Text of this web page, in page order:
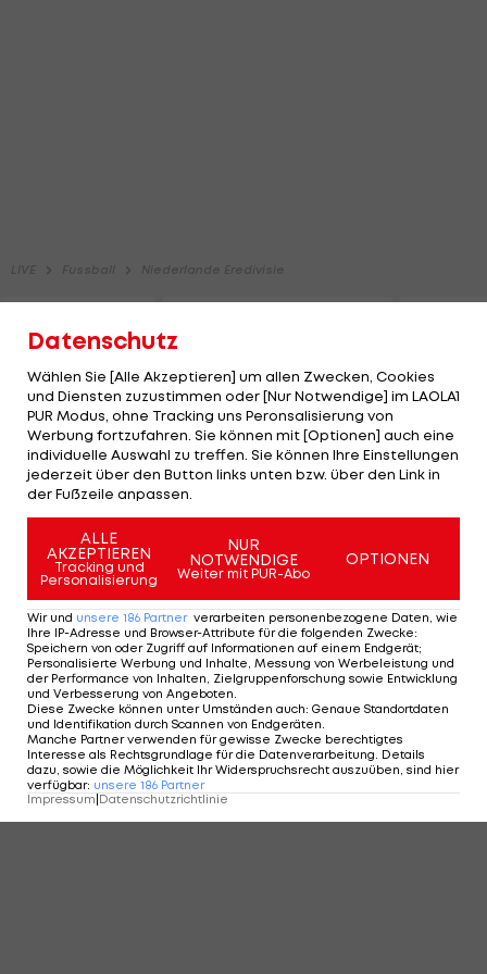
Datenschutz
Wählen Sie [Alle Akzeptieren] um allen Zwecken, Cookies
und Diensten zuzustimmen oder [Nur Notwendige] im LAOLA1
PUR Modus, ohne Tracking uns Peronsalisierung von
Werbung fortzufahren. Sie können mit [Optionen] auch eine
individuelle Auswahl zu treffen. Sie können Ihre Einstellungen
jederzeit über den Button links unten bzw. über den Link in
der Fußzeile anpassen.
ALLE
AKZEPTIEREN
Tracking und
Personalisierung
NUR
NOTWENDIGE
Weiter mit PUR-Abo
OPTIONEN
Wir und unsere 186 Partner verarbeiten personenbezogene Daten, wie
Ihre IP-Adresse und Browser-Attribute für die folgenden Zwecke:
Speichern von oder Zugriff auf Informationen auf einem Endgerät;
Personalisierte Werbung und Inhalte, Messung von Werbeleistung und
der Performance von Inhalten, Zielgruppenforschung sowie Entwicklung
und Verbesserung von Angeboten.
Diese Zwecke können unter Umständen auch: Genaue Standortdaten
und Identifikation durch Scannen von Endgeräten.
Manche Partner verwenden für gewisse Zwecke berechtigtes
Interesse als Rechtsgrundlage für die Datenverarbeitung. Details
dazu, sowie die Möglichkeit Ihr Widerspruchsrecht auszuüben, sind hier
verfügbar: unsere 186 Partner
Impressum Datenschutzrichtlinie